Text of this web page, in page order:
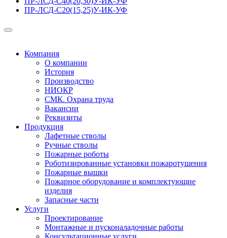
ПР-ЛСД-С20(15,25)У-ИК-УФ
Компания
О компании
История
Производство
НИОКР
СМК. Охрана труда
Вакансии
Реквизиты
Продукция
Лафетные стволы
Ручные стволы
Пожарные роботы
Роботизированные установки пожаротушения
Пожарные вышки
Пожарное оборудование и комплектующие
изделия
Запасные части
Услуги
Проектирование
Монтажные и пусконаладочные работы
Консультационные услуги